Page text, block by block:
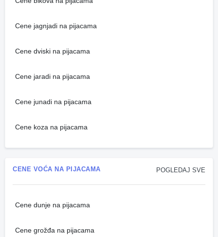
Cene jagnjadi na pijacama
Cene dviski na pijacama
Cene jaradi na pijacama
Cene junadi na pijacama
Cene koza na pijacama
POGLEDAJ SVE
CENE VOĆA NA PIJACAMA
Cene dunje na pijacama
Cene grožđa na pijacama